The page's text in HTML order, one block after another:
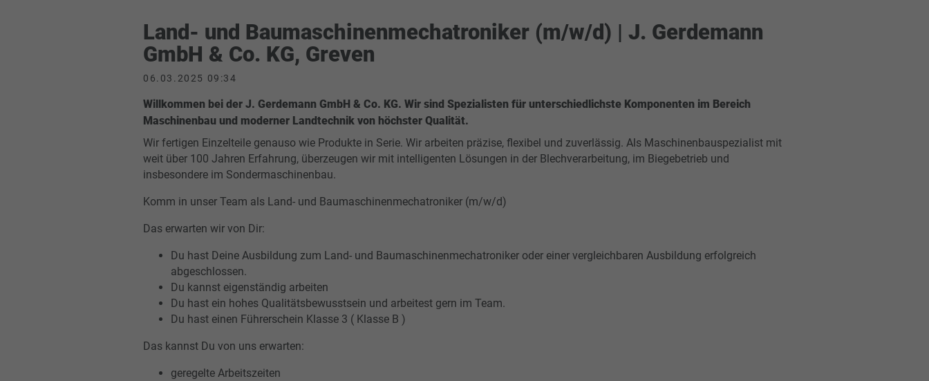
Land- und Baumaschinenmechatroniker (m/w/d) | J. Gerdemann
GmbH & Co. KG, Greven
06.03.2025 09:34
Willkommen bei der J. Gerdemann GmbH & Co. KG. Wir sind Spezialisten für unterschiedlichste Komponenten im Bereich
Maschinenbau und moderner Landtechnik von höchster Qualität.
Wir fertigen Einzelteile genauso wie Produkte in Serie. Wir arbeiten präzise, flexibel und zuverlässig. Als Maschinenbauspezialist mit
weit über 100 Jahren Erfahrung, überzeugen wir mit intelligenten Lösungen in der Blechverarbeitung, im Biegebetrieb und
insbesondere im Sondermaschinenbau.
Komm in unser Team als Land- und Baumaschinenmechatroniker (m/w/d)
Das erwarten wir von Dir:
Du hast Deine Ausbildung zum Land- und Baumaschinenmechatroniker oder einer vergleichbaren Ausbildung erfolgreich
abgeschlossen.
Du kannst eigenständig arbeiten
Du hast ein hohes Qualitätsbewusstsein und arbeitest gern im Team.
Du hast einen Führerschein Klasse 3 ( Klasse B )
Das kannst Du von uns erwarten:
geregelte Arbeitszeiten